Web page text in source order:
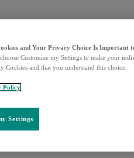
and Your Privacy Choice Is Important
Customize my Settings to make your
Cookies and that you understand this choice.
Policy
Settings